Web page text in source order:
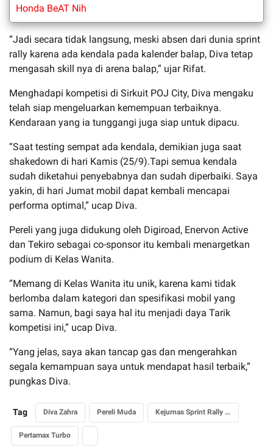
Honda BeAT Nih
“Jadi secara tidak langsung, meski absen dari dunia sprint
rally karena ada kendala pada kalender balap, Diva tetap
mengasah skill nya di arena balap,” ujar Rifat.
Menghadapi kompetisi di Sirkuit POJ City, Diva mengaku
telah siap mengeluarkan kemempuan terbaiknya.
Kendaraan yang ia tunggangi juga siap untuk dipacu.
“Saat testing sempat ada kendala, demikian juga saat
shakedown di hari Kamis (25/9).Tapi semua kendala
sudah diketahui penyebabnya dan sudah diperbaiki. Saya
yakin, di hari Jumat mobil dapat kembali mencapai
performa optimal,” ucap Diva.
Pereli yang juga didukung oleh Digiroad, Enervon Active
dan Tekiro sebagai co-sponsor itu kembali menargetkan
podium di Kelas Wanita.
“Memang di Kelas Wanita itu unik, karena kami tidak
berlomba dalam kategori dan spesifikasi mobil yang
sama. Namun, bagi saya hal itu menjadi daya Tarik
kompetisi ini,” ucap Diva.
“Yang jelas, saya akan tancap gas dan mengerahkan
segala kemampuan saya untuk mendapat hasil terbaik,”
pungkas Diva.
Tag Diva Zahra Pereli Muda Kejurnas Sprint Rally 2025
Pertamax Turbo